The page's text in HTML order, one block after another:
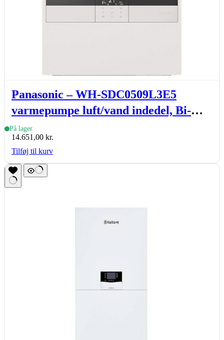
Panasonic – WH-SDC0509L3E5
varmepumpe luft/vand indedel, Bi-
blok, L-gen, R290, 5-9 kW
På lager
14.651,00 kr.
Tilføj til kurv